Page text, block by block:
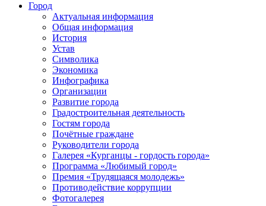
Город
Актуальная информация
Общая информация
История
Устав
Символика
Экономика
Инфографика
Организации
Развитие города
Градостроительная деятельность
Гостям города
Почётные граждане
Руководители города
Галерея «Курганцы - гордость города»
Программа «Любимый город»
Премия «Трудящаяся молодежь»
Противодействие коррупции
Фотогалерея